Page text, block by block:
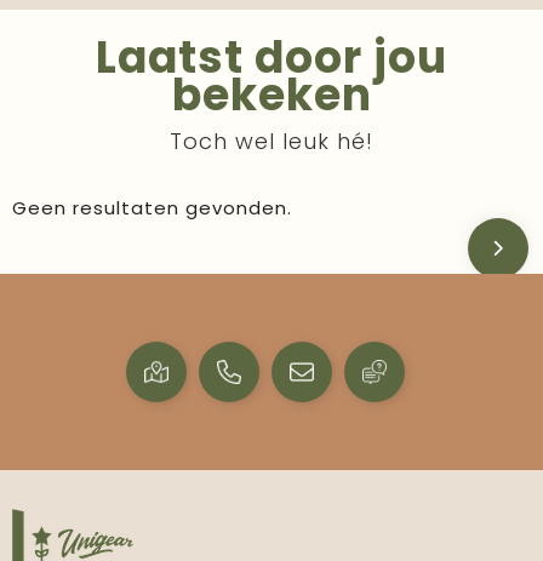
Laatst door jou
bekeken
Toch wel leuk hé!
Geen resultaten gevonden.